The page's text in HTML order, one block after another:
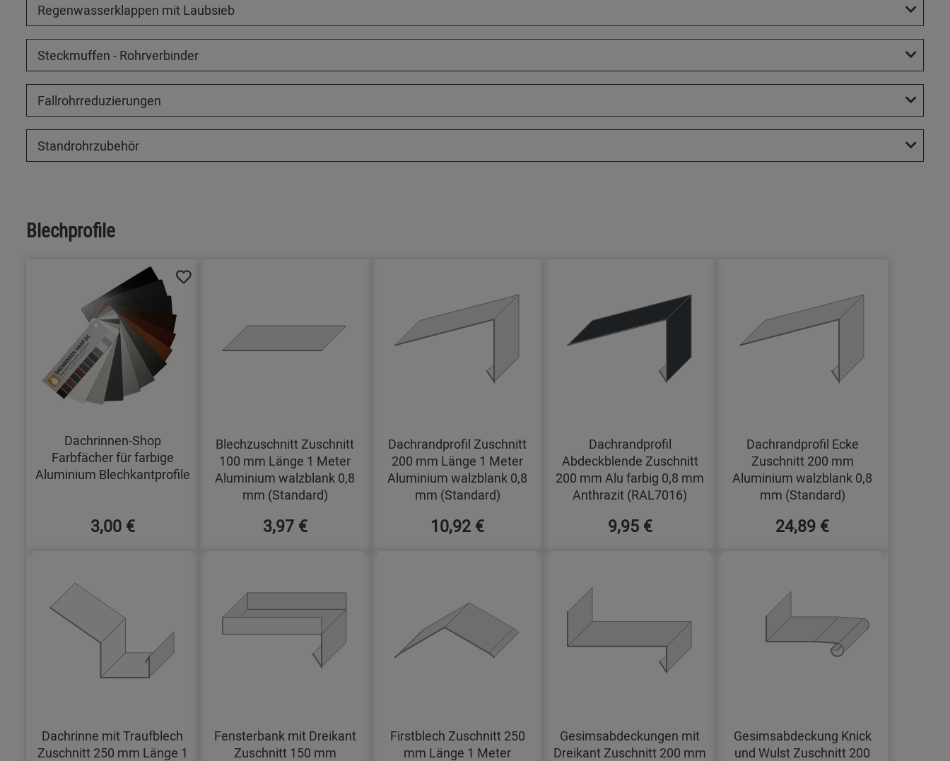
Regenwasserklappen mit Laubsieb
Steckmuffen - Rohrverbinder
Fallrohrreduzierungen
Standrohrzubehör
Blechprofile
Dachrinnen-Shop
Farbfächer für farbige
Aluminium Blechkantprofile
3,00 €
Blechzuschnitt Zuschnitt
100 mm Länge 1 Meter
Aluminium walzblank 0,8
mm (Standard)
3,97 €
Dachrandprofil Zuschnitt
200 mm Länge 1 Meter
Aluminium walzblank 0,8
mm (Standard)
10,92 €
Dachrandprofil
Abdeckblende Zuschnitt
200 mm Alu farbig 0,8 mm
Anthrazit (RAL7016)
9,95 €
Dachrandprofil Ecke
Zuschnitt 200 mm
Aluminium walzblank 0,8
mm (Standard)
24,89 €
Dachrinne mit Traufblech
Zuschnitt 250 mm Länge 1
Fensterbank mit Dreikant
Zuschnitt 150 mm
Firstblech Zuschnitt 250
mm Länge 1 Meter
Gesimsabdeckungen mit
Dreikant Zuschnitt 200 mm
Gesimsabdeckung Knick
und Wulst Zuschnitt 200